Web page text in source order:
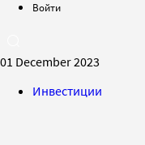
Войти
01 December 2023
Инвестиции